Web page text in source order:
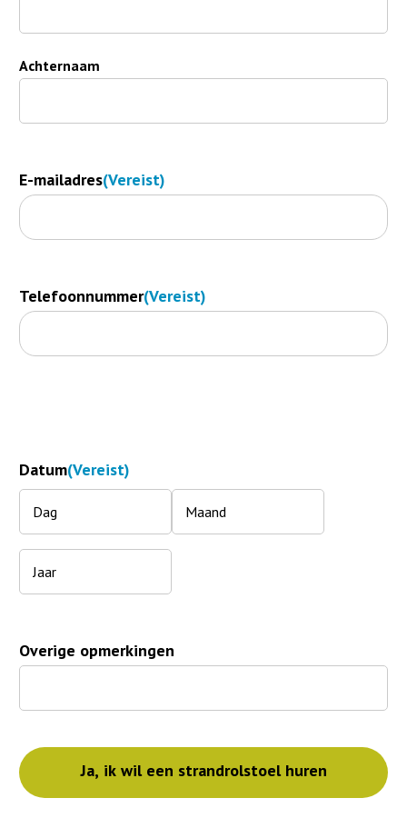
Achternaam
E-mailadres(Vereist)
Telefoonnummer(Vereist)
Datum(Vereist)
Dag Maand
Jaar
Overige opmerkingen